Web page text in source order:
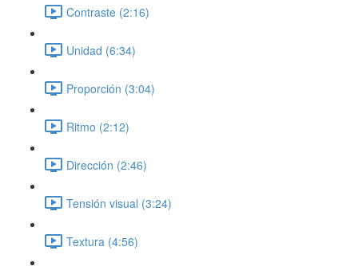
Contraste (2:16)
Unidad (6:34)
Proporción (3:04)
Ritmo (2:12)
Dirección (2:46)
Tensión visual (3:24)
Textura (4:56)